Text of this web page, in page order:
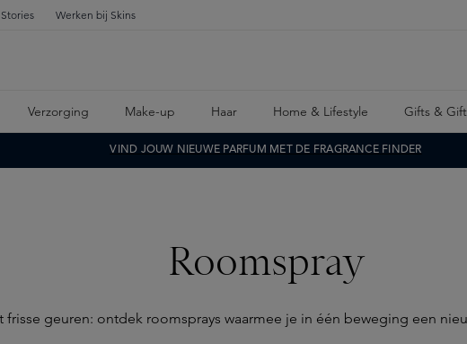
Stories Werken bij Skins
Verzorging Make-up Haar Home & Lifestyle Gifts &
VIND JOUW NIEUWE PARFUM MET DE FRAGRANCE FINDER
Roomspray
frisse geuren: ontdek roomsprays waarmee je in één beweging een